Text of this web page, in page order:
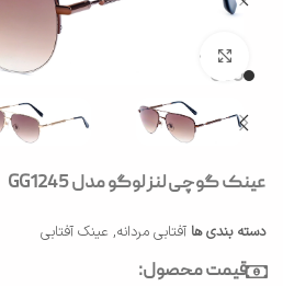
بزرگنمایی تصویر
عینک گوچی لنز لوگو مدل GG1245
دسته بندی ها آفتابی مردانه, عینک آفتابی
قیمت محصول: